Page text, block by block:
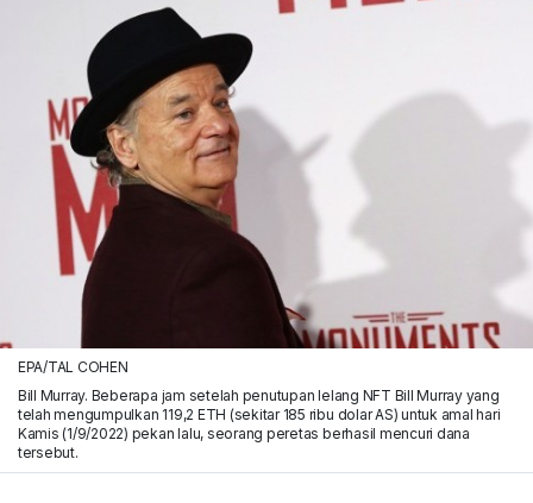
EPA/TAL COHEN
Bill Murray. Beberapa jam setelah penutupan lelang NFT Bill Murray yang
telah mengumpulkan 119,2 ETH (sekitar 185 ribu dolar AS) untuk amal hari
Kamis (1/9/2022) pekan lalu, seorang peretas berhasil mencuri dana
tersebut.